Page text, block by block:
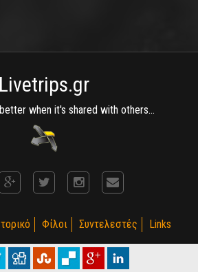
Livetrips.gr
when it's shared with others...
Φίλοι Συντελεστές Links
2002 - 2015. Established on 2002. R 3